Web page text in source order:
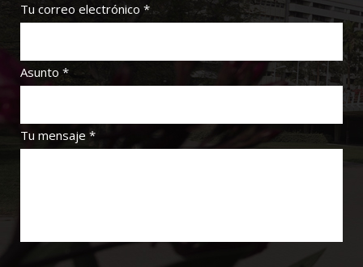
Tu correo electrónico *
Asunto *
Tu mensaje *